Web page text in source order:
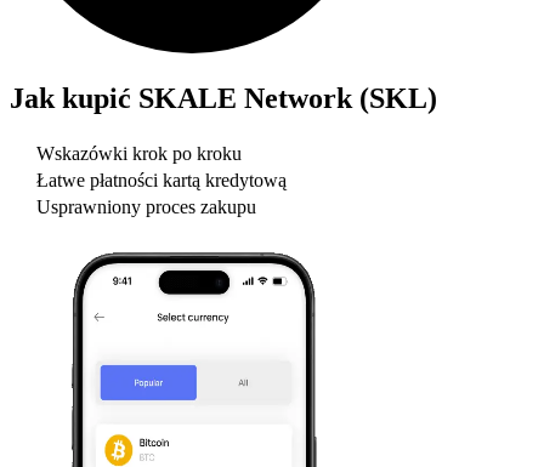
Jak kupić SKALE Network (SKL)
Wskazówki krok po kroku
Łatwe płatności kartą kredytową
Usprawniony proces zakupu